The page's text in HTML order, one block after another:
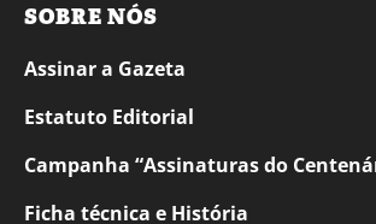
SOBRE NÓS
Assinar a Gazeta
Estatuto Editorial
Campanha “Assinaturas do
Ficha técnica e História